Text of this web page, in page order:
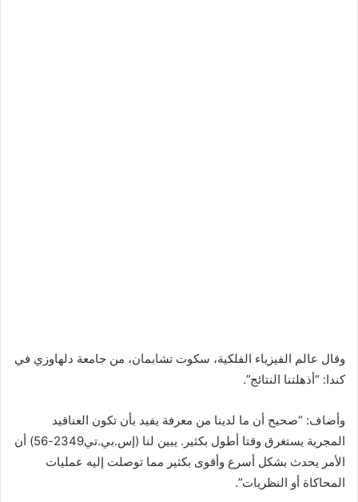
وقال عالم الفيزياء الفلكية، سكوت تشابمان، من جامعة دلهاوزي في
كندا: “أذهلتنا النتائج”.
وأضاف: “صحيح أن ما لدينا من معرفة يفيد بأن تكون العناقيد
المجرية يستغرق وقتا أطول بكثير. يبين لنا (إس.بي.تي2349-56) أن
الأمر يحدث بشكل أسرع وأقوى بكثير مما توصلت إليه عمليات
المحاكاة أو النظريات”.